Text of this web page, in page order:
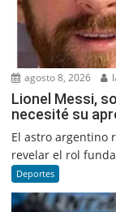
agosto 8, 2026
Lionel Messi,
necesité su
El astro argentino
revelar el rol
Deportes